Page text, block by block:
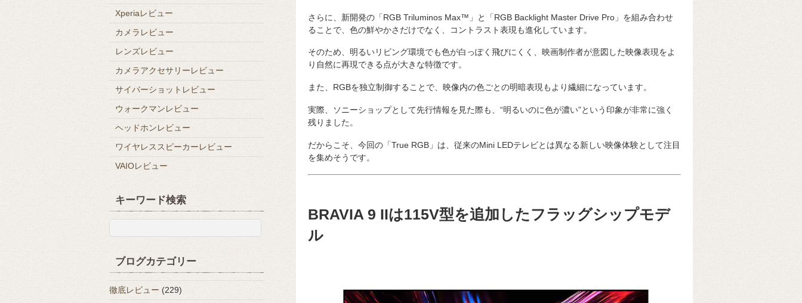
さらに、新開発の「RGB Triluminos Max™」と「RGB Backlight Master Drive Pro」を組み合わせ
ることで、色の鮮やかさだけでなく、コントラスト表現も進化しています。
そのため、明るいリビング環境でも色が白っぽく飛びにくく、映画制作者が意図した映像表現をよ
り自然に再現できる点が大きな特徴です。
また、RGBを独立制御することで、映像内の色ごとの明暗表現もより繊細になっています。
実際、ソニーショップとして先行情報を見た際も、“明るいのに色が濃い”という印象が非常に強く
残りました。
だからこそ、今回の「True RGB」は、従来のMini LEDテレビとは異なる新しい映像体験として注目
を集めそうです。
BRAVIA 9 IIは115V型を追加したフラッグシップモデ
ル
Xperiaレビュー
カメラレビュー
レンズレビュー
カメラアクセサリーレビュー
サイバーショットレビュー
ウォークマンレビュー
ヘッドホンレビュー
ワイヤレススピーカーレビュー
VAIOレビュー
キーワード検索
ブログカテゴリー
徹底レビュー (229)